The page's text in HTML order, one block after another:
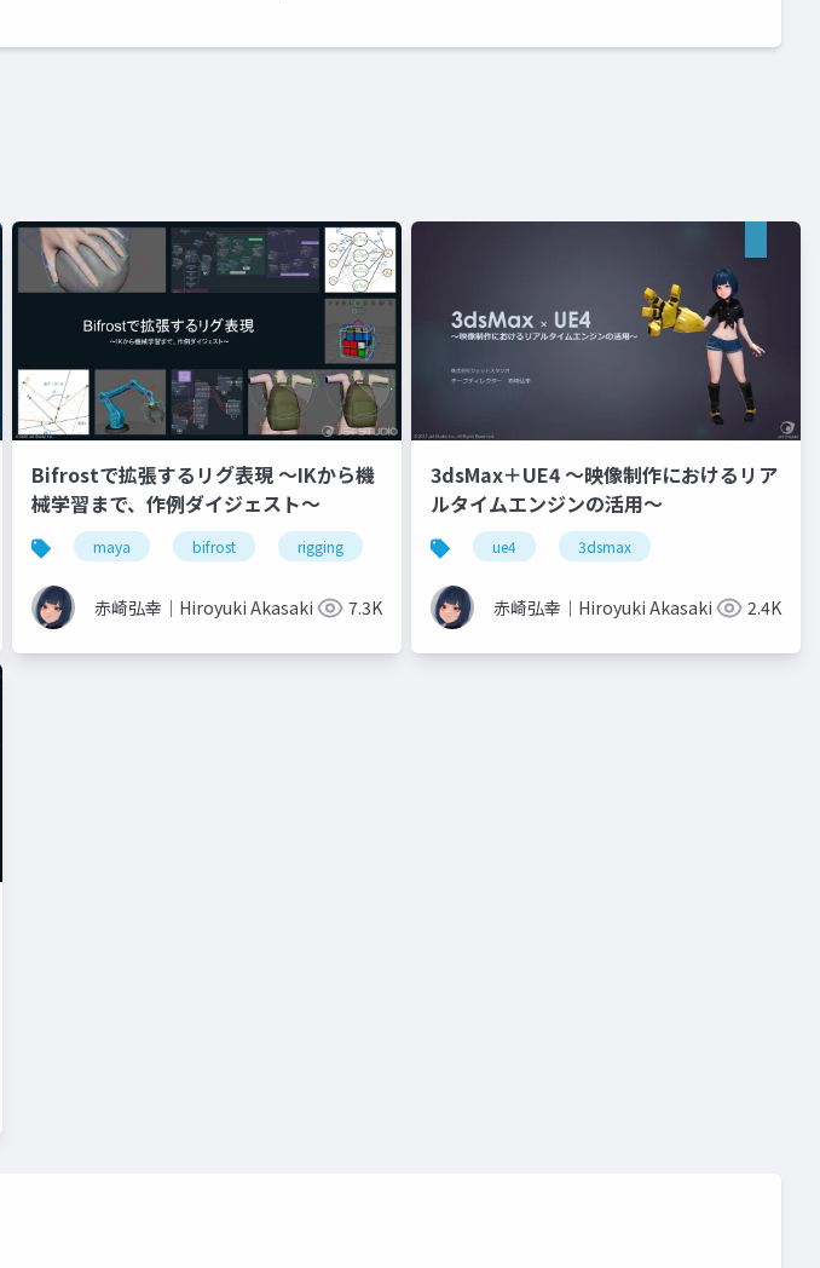
agent
Bifrostで拡張するリグ表現 ～IKから機
械学習まで、作例ダイジェスト～
maya bifrost rigging animation 3dcg
赤崎弘幸｜Hiroyuki Akasaki 7.3K
3dsMax＋UE4 ～映像制作におけるリア
ルタイムエンジンの活用～
ue4 3dsmax
赤崎弘幸｜Hiroyuki Akasaki 2.4K